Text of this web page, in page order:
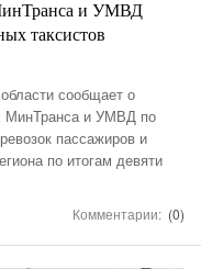
и УМВД
таксистов
сообщает о
МинТранса и УМВД по
пассажиров и
по итогам девяти
Комментарии: (0)